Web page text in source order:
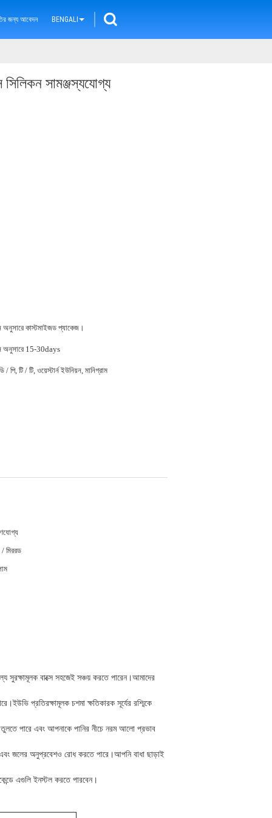
জন্য আবেদন BENGALI
সিলিকন সামঞ্জস্যযোগ্য
অনুসারে কাস্টমাইজড প্যাকেজ।
অনুসারে 15-30days
পি, টি / টি, ওয়েস্টার্ন ইউনিয়ন, মানিগ্রাম
মিররড
সুরক্ষামূলক বাক্সে সহজেই সঞ্চয় করতে পারেন।আমাদের
প্রতিরক্ষামূলক চশমা ক্ষতিকারক সূর্যের রশ্মিকে
তুলতে পারে এবং আপনাকে পানির নীচে নরম আলো প্রভাব
জলের অনুপ্রবেশও রোধ করতে পারে।আপনি বাধা ছাড়াই
এগুলি ইনস্টল করতে পারবেন।